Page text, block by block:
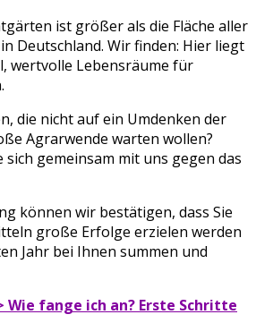
ist größer als die Fläche aller
Deutschland. Wir finden: Hier liegt
wertvolle Lebensräume für
die nicht auf ein Umdenken der
Agrarwende warten wollen?
sich gemeinsam mit uns gegen das
können wir bestätigen, dass Sie
große Erfolge erzielen werden
Jahr bei Ihnen summen und
Wie fange ich an? Erste Schritte